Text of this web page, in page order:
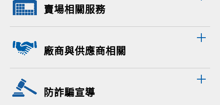
賣場相關服務
廠商與供應商相關
防詐騙宣導